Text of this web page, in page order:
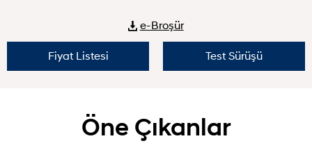
e-Broşür
Fiyat Listesi Test Sürüşü
Öne Çıkanlar